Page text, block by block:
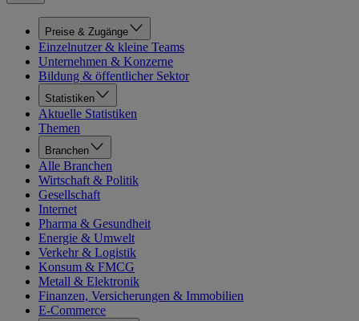
Preise & Zugänge
Einzelnutzer & kleine Teams
Unternehmen & Konzerne
Bildung & öffentlicher Sektor
Statistiken
Aktuelle Statistiken
Themen
Branchen
Alle Branchen
Wirtschaft & Politik
Gesellschaft
Internet
Pharma & Gesundheit
Energie & Umwelt
Verkehr & Logistik
Konsum & FMCG
Metall & Elektronik
Finanzen, Versicherungen & Immobilien
E-Commerce